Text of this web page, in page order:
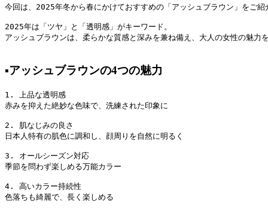
今回は、2025年冬から春にかけておすすめの「アッシュブラウン」をご紹
2025年は「ツヤ」と「透明感」がキーワード。
アッシュブラウンは、柔らかな質感と深みを兼ね備え、大人の女性の魅力
▪️アッシュブラウンの4つの魅力
1. 上品な透明感
赤みを抑えた絶妙な色味で、洗練された印象に
2. 肌なじみの良さ
日本人特有の肌色に調和し、顔周りを自然に明るく
3. オールシーズン対応
季節を問わず楽しめる万能カラー
4. 高いカラー持続性
色落ちも綺麗で、長く楽しめる